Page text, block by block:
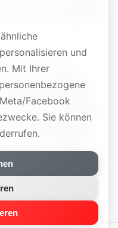
und
Mit Ihrer
Facebook
Sie können